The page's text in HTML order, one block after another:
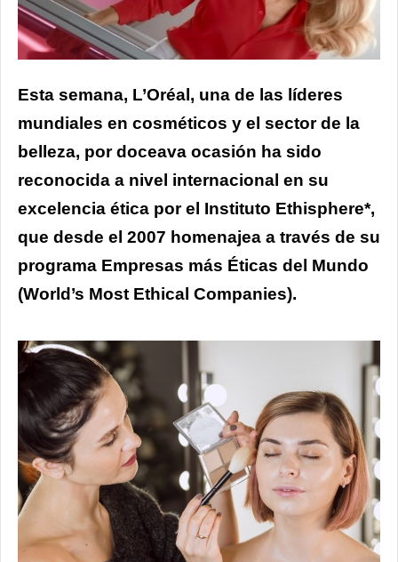
Esta semana, L’Oréal, una de las líderes
mundiales en cosméticos y el sector de la
belleza, por doceava ocasión ha sido
reconocida a nivel internacional en su
excelencia ética por el Instituto Ethisphere*,
que desde el 2007 homenajea a través de su
programa Empresas más Éticas del Mundo
(World’s Most Ethical Companies).